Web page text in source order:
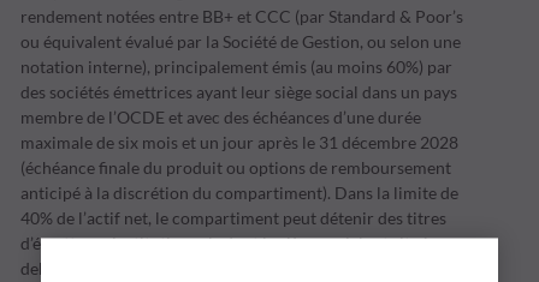
rendement notées entre BB+ et CCC (par Standard & Poor’s
ou équivalent évalué par la Société de Gestion, ou selon une
notation interne), principalement émis (au moins 60%) par
des sociétés émettrices ayant leur siège social dans un pays
membre de l’OCDE et avec des échéances d’une durée
maximale de six mois et un jour après le 31 décembre 2028
(échéance finale du produit ou options de remboursement
anticipé à la discrétion du compartiment). Dans la limite de
40% de l’actif net, le compartiment peut détenir des titres
d’émetteurs institutionnels dont le siège social est situé en
dehors de l’OCDE, y compris dans les pays émergents. Le